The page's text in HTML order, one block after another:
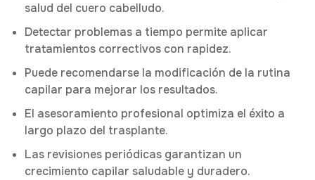
salud del cuero cabelludo.
Detectar problemas a tiempo permite aplicar
tratamientos correctivos con rapidez.
Puede recomendarse la modificación de la rutina
capilar para mejorar los resultados.
El asesoramiento profesional optimiza el éxito a
largo plazo del trasplante.
Las revisiones periódicas garantizan un
crecimiento capilar saludable y duradero.